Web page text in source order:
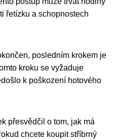
řetízku a schopnostech
posledním krokem je
kroku se vyžaduje
k poškození hotového
přesvědčil o tom, jak má
chcete koupit stříbrný